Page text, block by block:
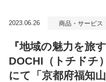
2023.06.26 商品・サービス
『地域の魅力を旅
DOCHI（トチドチ
にて「京都府福知